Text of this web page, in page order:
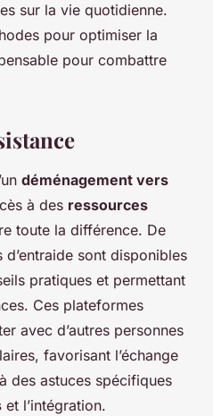
sur la vie quotidienne.
pour optimiser la
pour combattre
déménagement vers
à des ressources
toute la différence. De
sont disponibles
pratiques et permettant
Ces plateformes
avec d’autres personnes
favorisant l’échange
des astuces spécifiques
et l’intégration.